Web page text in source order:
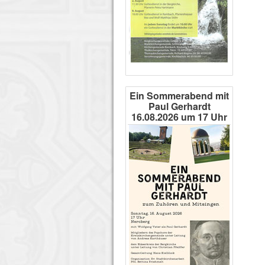
Ein Sommerabend mit
Paul Gerhardt
16.08.2026 um 17 Uhr